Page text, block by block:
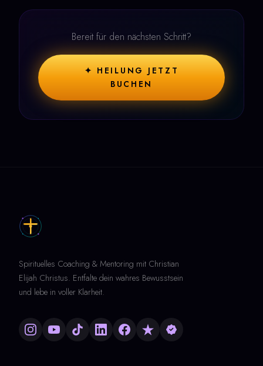
Bereit für den nächsten Schritt?
✦ HEILUNG JETZT
BUCHEN
Spirituelles Coaching & Mentoring mit Christian
Elijah Christus. Entfalte dein wahres Bewusstsein
und lebe in voller Klarheit.